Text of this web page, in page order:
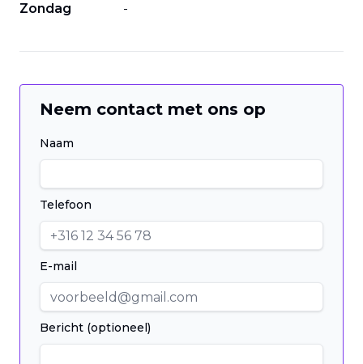
Zondag
-
Neem contact met ons op
Naam
Telefoon
E-mail
Bericht (optioneel)